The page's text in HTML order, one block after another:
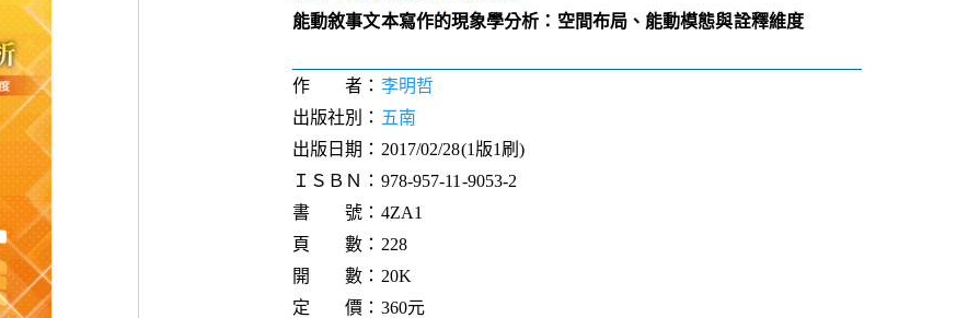
能動敘事文本寫作的現象學分析：空間布局、能動模態與詮釋維度
作 者： 李明哲
出版社別： 五南
出版日期：2017/02/28(1版1刷)
ＩＳＢＮ：978-957-11-9053-2
書 號：4ZA1
頁 數：228
開 數：20K
定 價：360元